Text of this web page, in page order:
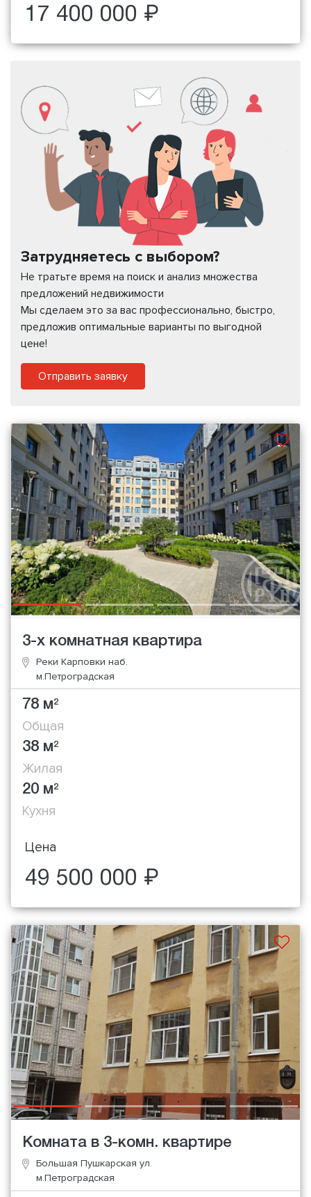
17 400 000 ₽
Затрудняетесь с выбором?
Не тратьте время на поиск и анализ множества
предложений недвижимости
Мы сделаем это за вас профессионально, быстро,
предложив оптимальные варианты по выгодной
цене!
Отправить заявку
3-х комнатная квартира
Реки Карповки наб.
м.Петроградская
78 м2
Общая
38 м2
Жилая
20 м2
Кухня
Цена
49 500 000 ₽
Комната в 3-комн. квартире
Большая Пушкарская ул.
м.Петроградская